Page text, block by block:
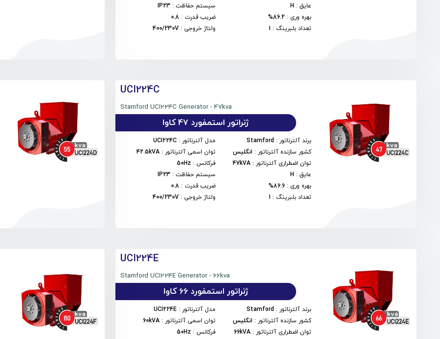
عایق :
H سیستم حفاظت:
IP23
بهره وری :
86.2% ضریب قدرت :
0.8
تعداد بلبرینگ :
1 ولتاژ خروجی :
400/230V
UCI224C
Stamford UCI224C Generator - 47kva
ژنراتور استمفورد 47 کاوا
برند آلترناتور :
Stamford مدل آلترناتور :
UCI224C
کشور سازنده آلترناتور : انگلیس توان اسمی آلترناتور :
42.5kVA
توان اضطراری آلترناتور :
47kVA فرکانس :
50Hz
عایق :
H سیستم حفاظت:
IP23
بهره وری :
86.6% ضریب قدرت :
0.8
تعداد بلبرینگ :
1 ولتاژ خروجی :
400/230V
UCI224E
Stamford UCI224E Generator - 66kva
ژنراتور استمفورد 66 کاوا
برند آلترناتور :
Stamford مدل آلترناتور :
UCI224E
کشور سازنده آلترناتور : انگلیس توان اسمی آلترناتور :
60kVA
توان اضطراری آلترناتور :
66kVA فرکانس :
50Hz